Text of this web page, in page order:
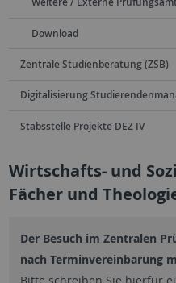
Download
Zentrale Studienberatung (ZSB)
Digitalisierung
Stabsstelle Projekte DEZ IV
Wirtschafts- und
Fächer und
Der Besuch im Zentralen
nach Terminvereinbarung
Bitte schreiben Sie hierfür